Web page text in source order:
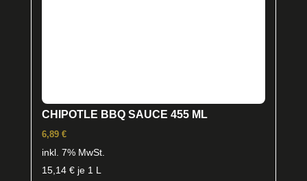
CHIPOTLE BBQ SAUCE 455 ML
6,89 €
inkl. 7% MwSt.
15,14 €je 1 L